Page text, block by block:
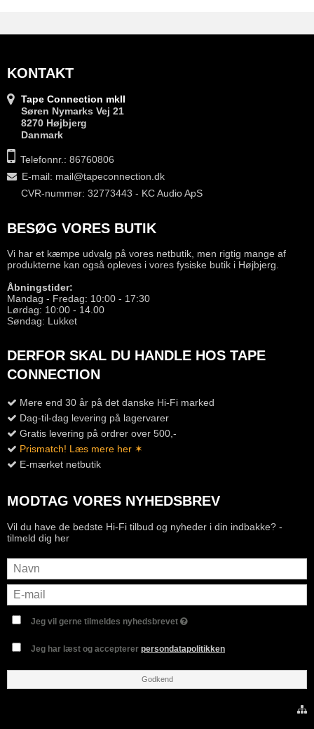
KONTAKT
Tape Connection mkII
Søren Nymarks Vej 21
8270 Højbjerg
Danmark
Telefonnr.: 86760806
E-mail: mail@tapeconnection.dk
CVR-nummer: 32773443 - KC Audio ApS
BESØG VORES BUTIK
Vi har et kæmpe udvalg på vores netbutik, men rigtig mange af
produkterne kan også opleves i vores fysiske butik i Højbjerg.
Åbningstider:
Mandag - Fredag: 10:00 - 17:30
Lørdag: 10:00 - 14.00
Søndag: Lukket
DERFOR SKAL DU HANDLE HOS TAPE
CONNECTION
Mere end 30 år på det danske Hi-Fi marked
Dag-til-dag levering på lagervarer
Gratis levering på ordrer over 500,-
Prismatch! Læs mere her ✶
E-mærket netbutik
MODTAG VORES NYHEDSBREV
Vil du have de bedste Hi-Fi tilbud og nyheder i din indbakke? -
tilmeld dig her
Jeg vil gerne tilmeldes nyhedsbrevet
Jeg har læst og acceptererpersondatapolitikken
Godkend